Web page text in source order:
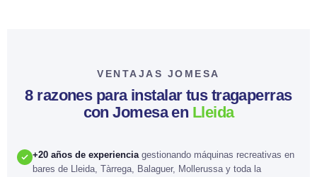
VENTAJAS JOMESA
8 razones para instalar tus tragaperras
con Jomesa en Lleida
+20 años de experienciagestionando máquinas recreativas en
bares de Lleida, Tàrrega, Balaguer, Mollerussa y toda la